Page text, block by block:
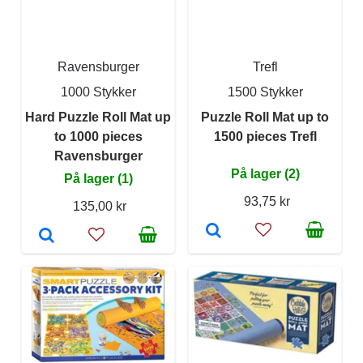
Ravensburger
1000 Stykker
Hard Puzzle Roll Mat up
to 1000 pieces
Ravensburger
På lager (1)
135,00 kr
Trefl
1500 Stykker
Puzzle Roll Mat up to
1500 pieces Trefl
På lager (2)
93,75 kr